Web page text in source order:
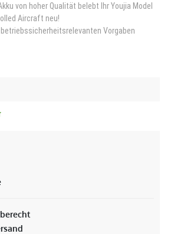
von hoher Qualität belebt Ihr Youjia Model
Aircraft neu!
betriebssicherheitsrelevanten Vorgaben